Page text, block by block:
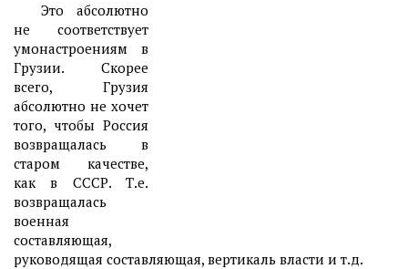
Это абсолютно
не соответствует
умонастроениям в
Грузии. Скорее
всего, Грузия
абсолютно не хочет
того, чтобы Россия
возвращалась в
старом качестве,
как в СССР. Т.е.
возвращалась
военная
составляющая,
руководящая составляющая, вертикаль власти и т.д.